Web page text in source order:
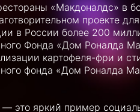
«Макдоналдс» в
проекте
в России более 200
Фонда «Дом Роналда
картофеля-фри и
фонда «Дом Роналда
это яркий пример